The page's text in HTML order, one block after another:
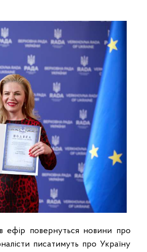
ефір повернуться новини про
писатимуть про Україну